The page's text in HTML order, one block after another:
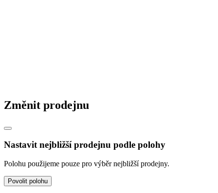
Změnit prodejnu
Nastavit nejbližší prodejnu podle polohy
Polohu použijeme pouze pro výběr nejbližší prodejny.
Povolit polohu